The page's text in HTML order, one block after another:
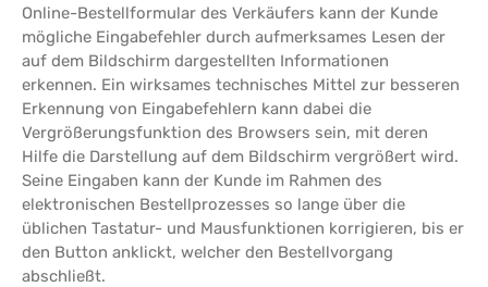
Online-Bestellformular des Verkäufers kann der Kunde
mögliche Eingabefehler durch aufmerksames Lesen der
auf dem Bildschirm dargestellten Informationen
erkennen. Ein wirksames technisches Mittel zur besseren
Erkennung von Eingabefehlern kann dabei die
Vergrößerungsfunktion des Browsers sein, mit deren
Hilfe die Darstellung auf dem Bildschirm vergrößert wird.
Seine Eingaben kann der Kunde im Rahmen des
elektronischen Bestellprozesses so lange über die
üblichen Tastatur- und Mausfunktionen korrigieren, bis er
den Button anklickt, welcher den Bestellvorgang
abschließt.